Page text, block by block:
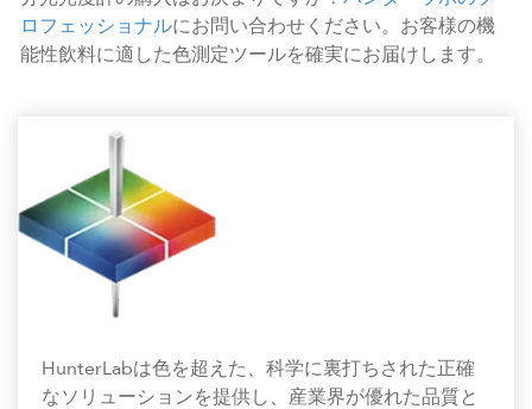
ロフェッショナルにお問い合わせください。お客様の機
能性飲料に適した色測定ツールを確実にお届けします。
HunterLabは色を超えた、科学に裏打ちされた正確
なソリューションを提供し、産業界が優れた品質と